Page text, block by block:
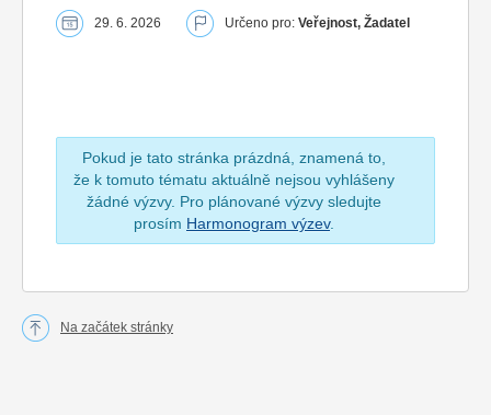
29. 6. 2026 Určeno pro: Veřejnost, Žadatel
Pokud je tato stránka prázdná, znamená to,
že k tomuto tématu aktuálně nejsou vyhlášeny
žádné výzvy. Pro plánované výzvy sledujte
prosím Harmonogram výzev.
Na začátek stránky